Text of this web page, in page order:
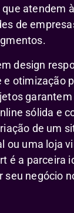
atendem
de
design
e otimização
garantem
sólida e
de um
ou uma loja
é a parceira
seu negócio